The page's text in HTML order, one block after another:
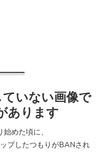
ていない画像で
あります
めた頃に、
プしたつもりがBANされ